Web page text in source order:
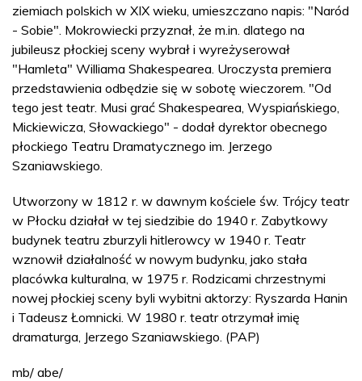
ziemiach polskich w XIX wieku, umieszczano napis: "Naród
- Sobie". Mokrowiecki przyznał, że m.in. dlatego na
jubileusz płockiej sceny wybrał i wyreżyserował
"Hamleta" Williama Shakespearea. Uroczysta premiera
przedstawienia odbędzie się w sobotę wieczorem. "Od
tego jest teatr. Musi grać Shakespearea, Wyspiańskiego,
Mickiewicza, Słowackiego" - dodał dyrektor obecnego
płockiego Teatru Dramatycznego im. Jerzego
Szaniawskiego.
Utworzony w 1812 r. w dawnym kościele św. Trójcy teatr
w Płocku działał w tej siedzibie do 1940 r. Zabytkowy
budynek teatru zburzyli hitlerowcy w 1940 r. Teatr
wznowił działalność w nowym budynku, jako stała
placówka kulturalna, w 1975 r. Rodzicami chrzestnymi
nowej płockiej sceny byli wybitni aktorzy: Ryszarda Hanin
i Tadeusz Łomnicki. W 1980 r. teatr otrzymał imię
dramaturga, Jerzego Szaniawskiego. (PAP)
mb/ abe/